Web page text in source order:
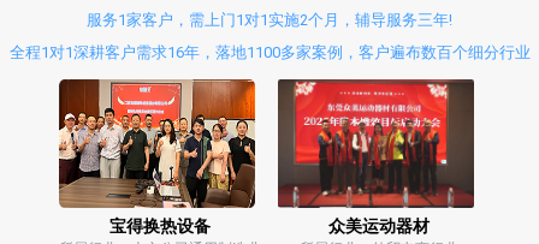
服务1家客户，需上门1对1实施2个月，辅导服务三年!
全程1对1深耕客户需求16年，落地1100多家案例，客户遍布数百个细分行业
宝得换热设备 众美运动器材